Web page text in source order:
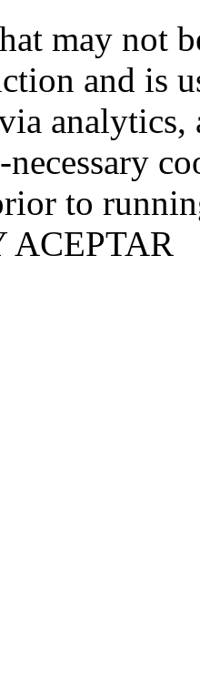
may not
and is
analytics,
necessary
to
ACEPTAR